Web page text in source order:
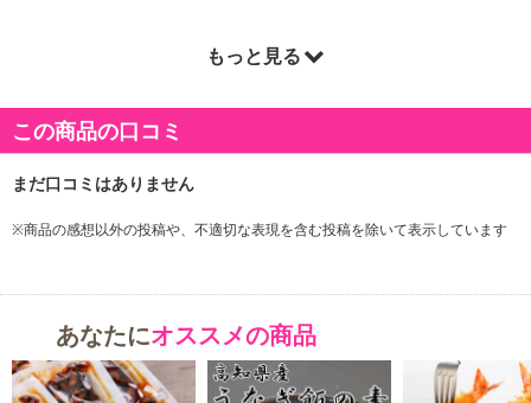
ボリューム満点！電子レンジで温めるだけで、完成！
ております。 タレは「日本の秘伝ダレ」を使用し、じっくり焼き上
げた蒲焼きは丁寧に手切りでカット。
なぎとなっております 。
柔らかくふわふわ、うなぎ本来の味と旨味を存分にご堪能頂けま
もっと見る
この商品の口コミ
※商品の感想以外の投稿や、不適切な表現を含む投稿を除いて表示しています
あなたにオススメの商品